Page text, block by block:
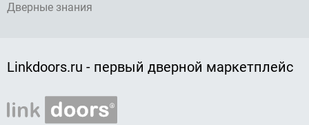
Дверные знания
Linkdoors.ru - первый дверной маркетплейс